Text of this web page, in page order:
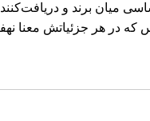
میان برند و
در هر جزئیاتش معنا